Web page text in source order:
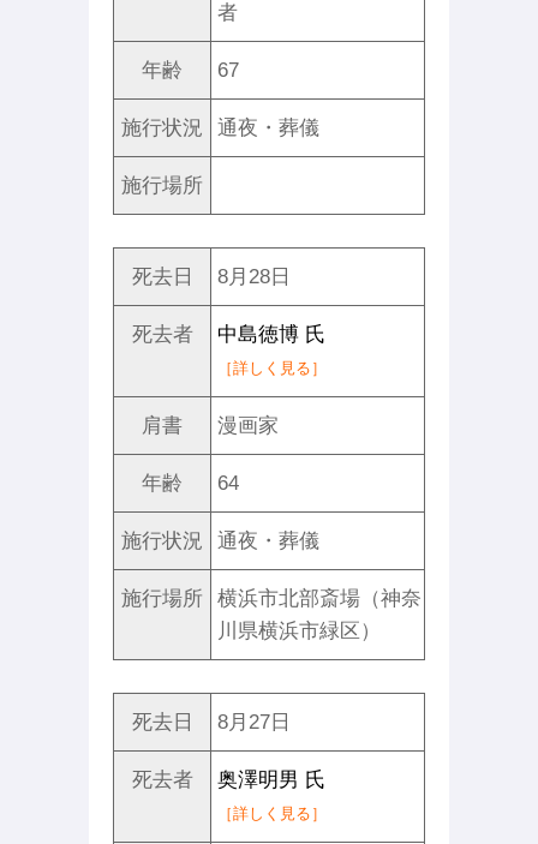
者
年齢 67
施行状況 通夜・葬儀
施行場所
死去日 8月28日
死去者 中島徳博 氏
［詳しく見る］
肩書 漫画家
年齢 64
施行状況 通夜・葬儀
施行場所
横浜市北部斎場（神奈
川県横浜市緑区）
死去日 8月27日
死去者 奥澤明男 氏
［詳しく見る］